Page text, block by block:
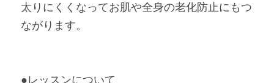
太りにくくなってお肌や全身の老化防止にもつ
ながります。
●レッスンについて